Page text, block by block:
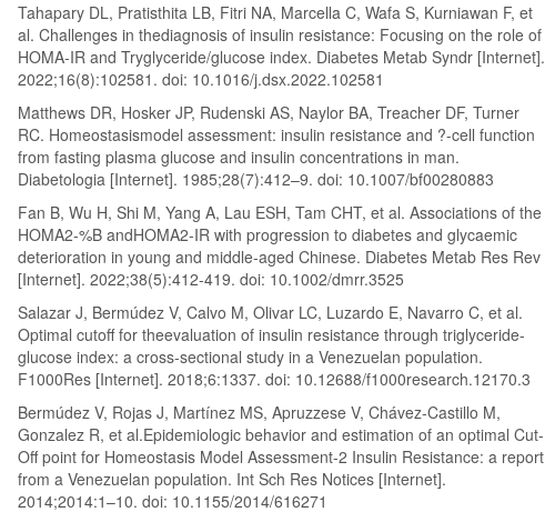
Tahapary DL, Pratisthita LB, Fitri NA, Marcella C, Wafa S, Kurniawan F, et
al. Challenges in thediagnosis of insulin resistance: Focusing on the role of
HOMA-IR and Tryglyceride/glucose index. Diabetes Metab Syndr [Internet].
2022;16(8):102581. doi: 10.1016/j.dsx.2022.102581
Matthews DR, Hosker JP, Rudenski AS, Naylor BA, Treacher DF, Turner
RC. Homeostasismodel assessment: insulin resistance and ?-cell function
from fasting plasma glucose and insulin concentrations in man.
Diabetologia [Internet]. 1985;28(7):412–9. doi: 10.1007/bf00280883
Fan B, Wu H, Shi M, Yang A, Lau ESH, Tam CHT, et al. Associations of the
HOMA2‐%B andHOMA2‐IR with progression to diabetes and glycaemic
deterioration in young and middle‐aged Chinese. Diabetes Metab Res Rev
[Internet]. 2022;38(5):412-419. doi: 10.1002/dmrr.3525
Salazar J, Bermúdez V, Calvo M, Olivar LC, Luzardo E, Navarro C, et al.
Optimal cutoff for theevaluation of insulin resistance through triglyceride-
glucose index: a cross-sectional study in a Venezuelan population.
F1000Res [Internet]. 2018;6:1337. doi: 10.12688/f1000research.12170.3
Bermúdez V, Rojas J, Martínez MS, Apruzzese V, Chávez-Castillo M,
Gonzalez R, et al.Epidemiologic behavior and estimation of an optimal Cut-
Off point for Homeostasis Model Assessment-2 Insulin Resistance: a report
from a Venezuelan population. Int Sch Res Notices [Internet].
2014;2014:1–10. doi: 10.1155/2014/616271